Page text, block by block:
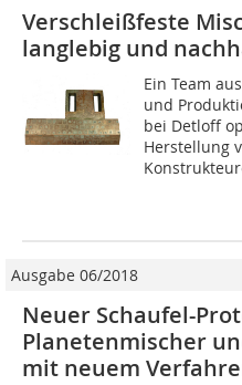
Verschleißfeste
langlebig und
Ein Team
und
bei Detloff
Herstellung
Ausgabe 06/2018
Neuer Schaufel-
Planetenmischer
mit neuem